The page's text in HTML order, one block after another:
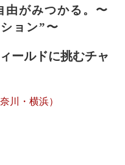
由がみつかる。〜
ョン”〜
ールドに挑むチャ
川・横浜）